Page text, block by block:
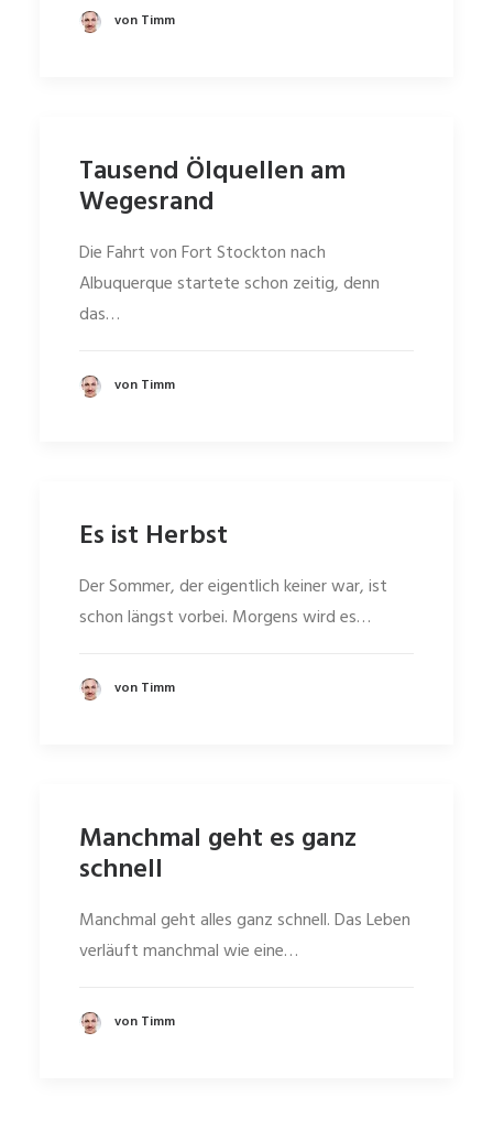
von Timm
Tausend Ölquellen am
Wegesrand
Die Fahrt von Fort Stockton nach
Albuquerque startete schon zeitig, denn
das…
von Timm
Es ist Herbst
Der Sommer, der eigentlich keiner war, ist
schon längst vorbei. Morgens wird es…
von Timm
Manchmal geht es ganz
schnell
Manchmal geht alles ganz schnell. Das Leben
verläuft manchmal wie eine…
von Timm